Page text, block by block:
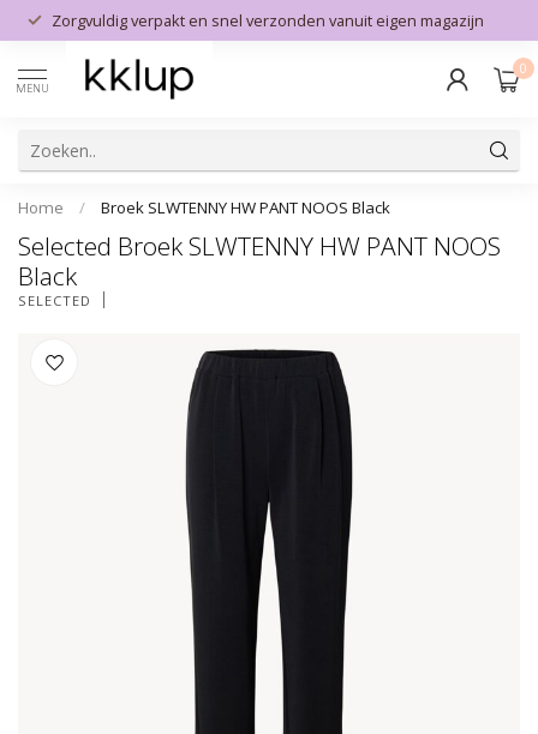
Zorgvuldig verpakt en snel verzonden vanuit eigen magazijn
MENU
0
Home / Broek SLWTENNY HW PANT NOOS Black
Selected Broek SLWTENNY HW PANT NOOS
Black
SELECTED